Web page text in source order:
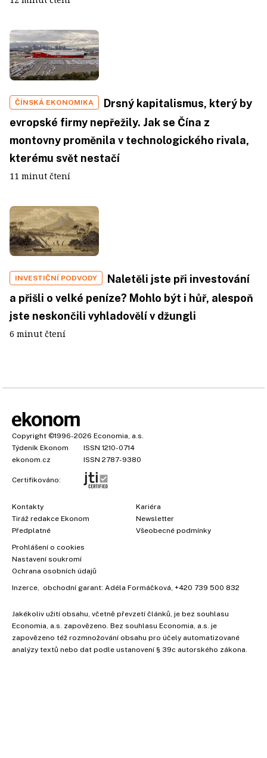
ČÍNSKÁ EKONOMIKA
Drsný kapitalismus, který by
evropské firmy nepřežily. Jak se Čína z
montovny proměnila v technologického rivala,
kterému svět nestačí
11 minut čtení
INVESTIČNÍ PODVODY
Naletěli jste při investování
a přišli o velké peníze? Mohlo být i hůř, alespoň
jste neskončili vyhladovělí v džungli
6 minut čtení
Copyright ©1996-2026 Economia, a.s.
Týdeník Ekonom
ISSN 1210-0714
ekonom.cz
ISSN 2787-9380
Certifikováno:
Kontakty
Tiráž redakce Ekonom
Předplatné
Kariéra
Newsletter
Všeobecné podmínky
Prohlášení o cookies
Nastavení soukromí
Ochrana osobních údajů
Inzerce, obchodní garant: Adéla Formáčková, +420 739 500 832
Jakékoliv užití obsahu, včetně převzetí článků, je bez souhlasu
Economia, a.s. zapovězeno. Bez souhlasu Economia, a.s. je
zapovězeno též rozmnožování obsahu pro účely automatizované
analýzy textů nebo dat podle ustanovení § 39c autorského zákona.